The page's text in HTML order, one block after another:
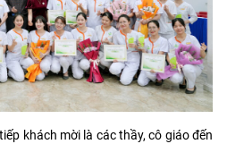
khách mời là các thầy, cô giáo đến